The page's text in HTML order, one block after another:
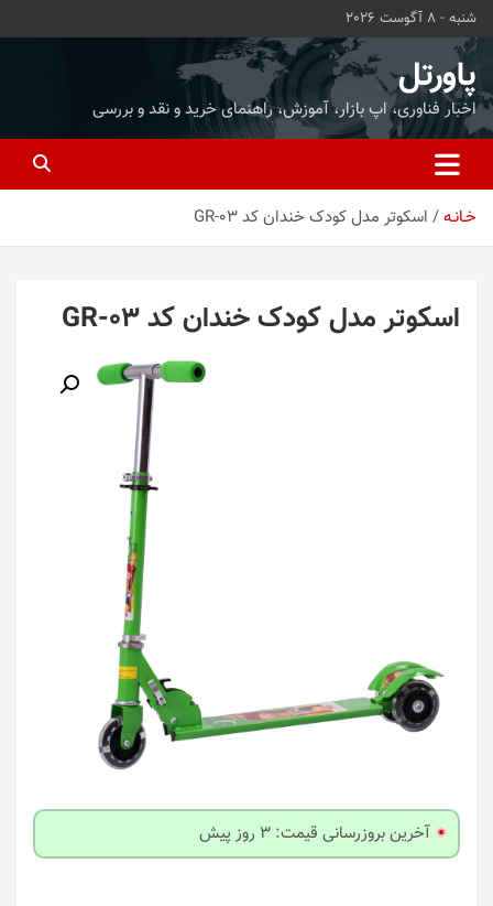
محتوا
بروید
شنبه - 8 آگوست 2026
پاورتل
اخبار فناوری، اپ بازار، آموزش، راهنمای خرید و نقد و بررسی
خـانـه اسکوتر مدل کودک خندان کد GR-03
اسکوتر مدل کودک خندان کد GR-03
آخرین بروزرسانی قیمت: 3 روز پیش